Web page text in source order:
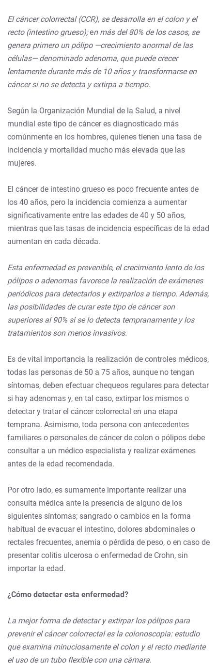
El cáncer colorrectal (CCR), se desarrolla en el colon y el
recto (intestino grueso);en más del 80% de los casos, se
genera primero un pólipo —crecimiento anormal de las
células— denominado adenoma, que puede crecer
lentamente durante más de 10 años y transformarse en
cáncer si no se detecta y extirpa a tiempo.
Según la Organización Mundial de la Salud, a nivel
mundial este tipo de cáncer es diagnosticado más
comúnmente en los hombres, quienes tienen una tasa de
incidencia y mortalidad mucho más elevada que las
mujeres.
El cáncer de intestino grueso es poco frecuente antes de
los 40 años, pero la incidencia comienza a aumentar
significativamente entre las edades de 40 y 50 años,
mientras que las tasas de incidencia específicas de la edad
aumentan en cada década.
Esta enfermedad es prevenible, el crecimiento lento de los
pólipos o adenomas favorece la realización de exámenes
periódicos para detectarlos y extirparlos a tiempo. Además,
las posibilidades de curar este tipo de cáncer son
superiores al 90% si se lo detecta tempranamente y los
tratamientos son menos invasivos.
Es de vital importancia la realización de controles médicos,
todas las personas de 50 a 75 años, aunque no tengan
síntomas, deben efectuar chequeos regulares para detectar
si hay adenomas y, en tal caso, extirpar los mismos o
detectar y tratar el cáncer colorrectal en una etapa
temprana. Asimismo, toda persona con antecedentes
familiares o personales de cáncer de colon o pólipos debe
consultar a un médico especialista y realizar exámenes
antes de la edad recomendada.
Por otro lado, es sumamente importante realizar una
consulta médica ante la presencia de alguno de los
siguientes síntomas; sangrado o cambios en la forma
habitual de evacuar el intestino, dolores abdominales o
rectales frecuentes, anemia o pérdida de peso, o en caso de
presentar colitis ulcerosa o enfermedad de Crohn, sin
importar la edad.
¿Cómo detectar esta enfermedad?
La mejor forma de detectar y extirpar los pólipos para
prevenir el cáncer colorrectal es la colonoscopia: estudio
que examina minuciosamente el colon y el recto mediante
el uso de un tubo flexible con una cámara.